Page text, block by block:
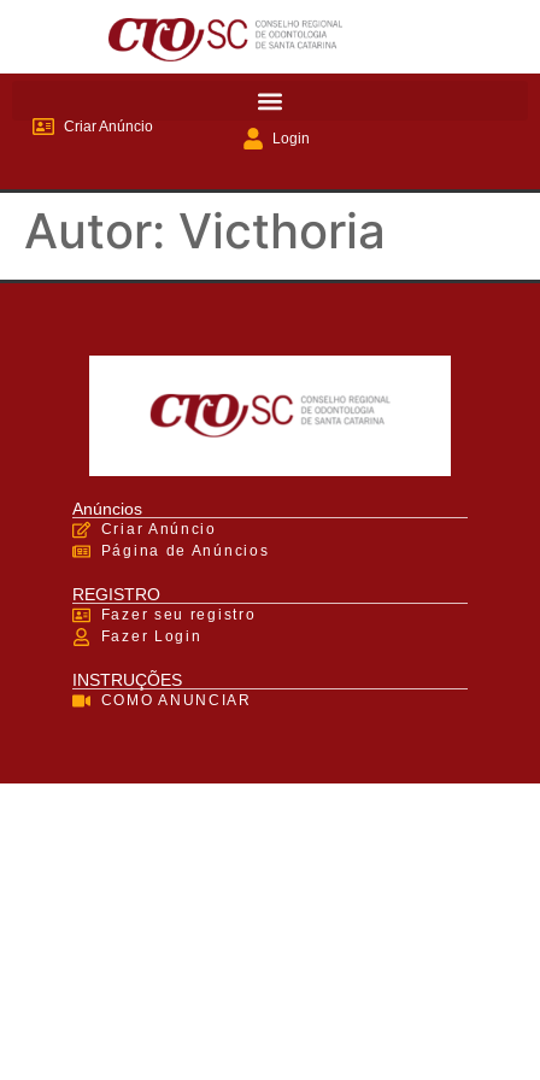
Criar Anúncio
Login
Autor: Victhoria
Anúncios
Criar Anúncio
Página de Anúncios
REGISTRO
Fazer seu registro
Fazer Login
INSTRUÇÕES
COMO ANUNCIAR